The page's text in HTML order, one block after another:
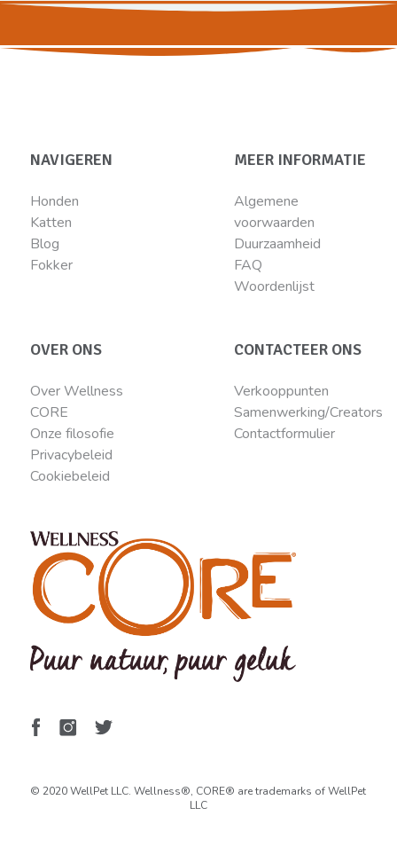
NAVIGEREN
Honden
Katten
Blog
Fokker
MEER INFORMATIE
Algemene
voorwaarden
Duurzaamheid
FAQ
Woordenlijst
OVER ONS
Over Wellness
CORE
Onze filosofie
Privacybeleid
Cookiebeleid
CONTACTEER ONS
Verkooppunten
Samenwerking/Creators
Contactformulier
© 2020 WellPet LLC. Wellness®, CORE® are trademarks of WellPet
LLC